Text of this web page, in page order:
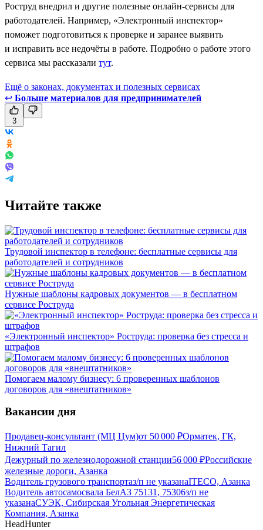
Роструд внедрил и другие полезные онлайн-сервисы для
работодателей. Например, «Электронный инспектор»
поможет подготовиться к проверке и заранее выявить
и исправить все недочёты в работе. Подробно о работе этого
сервиса мы рассказали тут.
Ещё о законах, документах и полезных сервисах
↩ Больше материалов для предпринимателей
3
Читайте также
Трудовой инспектор в телефоне: бесплатные сервисы для
работодателей и сотрудников
Нужные шаблоны кадровых документов — в бесплатном
сервисе Роструда
«Электронный инспектор» Роструда: проверка без стресса и
штрафов
Помогаем малому бизнесу: 6 проверенных шаблонов
договоров для «внештатников»
Вакансии дня
Продавец-консультант (МЦ Цум)от 50 000 ₽Орматек, ГК,
Нижний Тагил
Дежурный по железнодорожной станции56 000 ₽Российские
железные дороги, Азанка
Водитель грузового транспортаз/п не указанаITECO, Азанка
Водитель автосамосвала БелАЗ 75131, 75306з/п не
указанаСУЭК, Сибирская Угольная Энергетическая
Компания, Азанка
HeadHunter